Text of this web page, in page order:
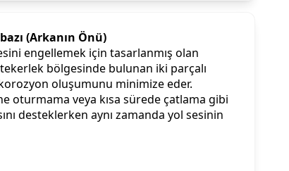
(Arkanın Önü)
engellemek için tasarlanmış olan
bölgesinde bulunan iki parçalı
oluşumunu minimize eder.
oturmama veya kısa sürede çatlama gibi
desteklerken aynı zamanda yol sesinin